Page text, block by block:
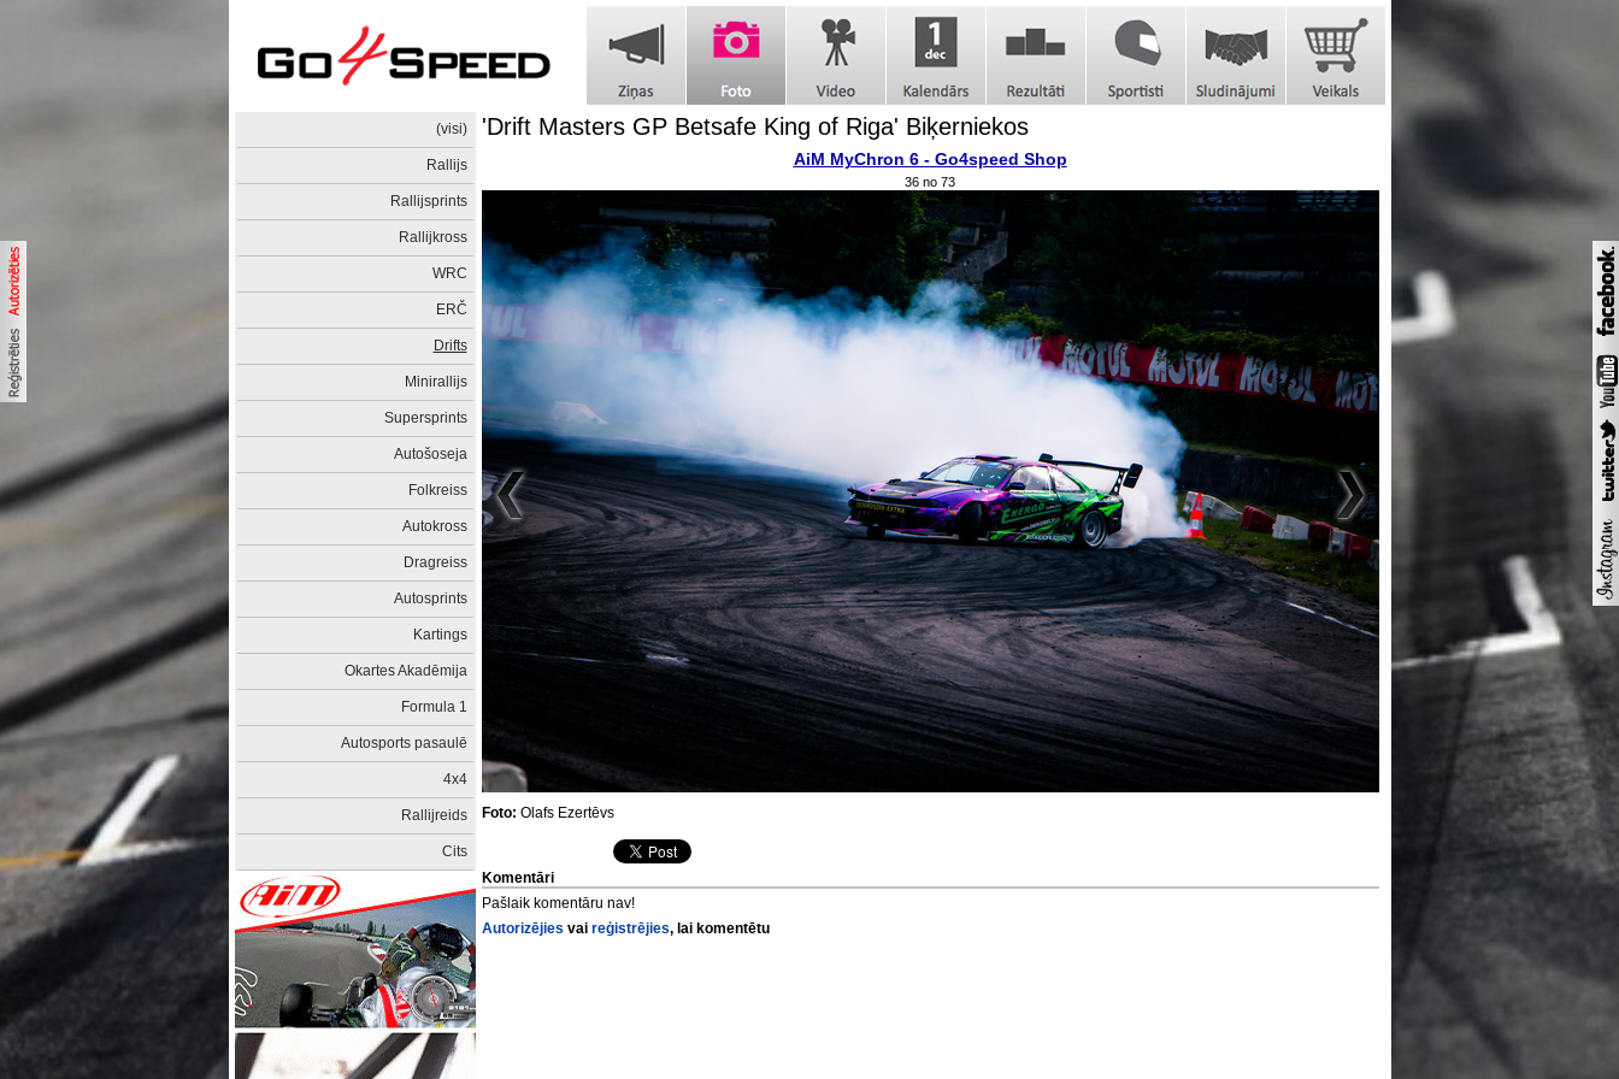
(visi)
Rallijs
Rallijsprints
Rallijkross
WRC
ERČ
Drifts
Minirallijs
Supersprints
Autošoseja
Folkreiss
Autokross
Dragreiss
Autosprints
Kartings
Okartes Akadēmija
Formula 1
Autosports pasaulē
4x4
Rallijreids
Cits
'Drift Masters GP Betsafe King of Riga' Biķerniekos
AiM MyChron 6 - Go4speed Shop
36 no 73
Foto: Olafs Ezertēvs
Komentāri
Pašlaik komentāru nav!
Autorizējies vai reģistrējies, lai komentētu